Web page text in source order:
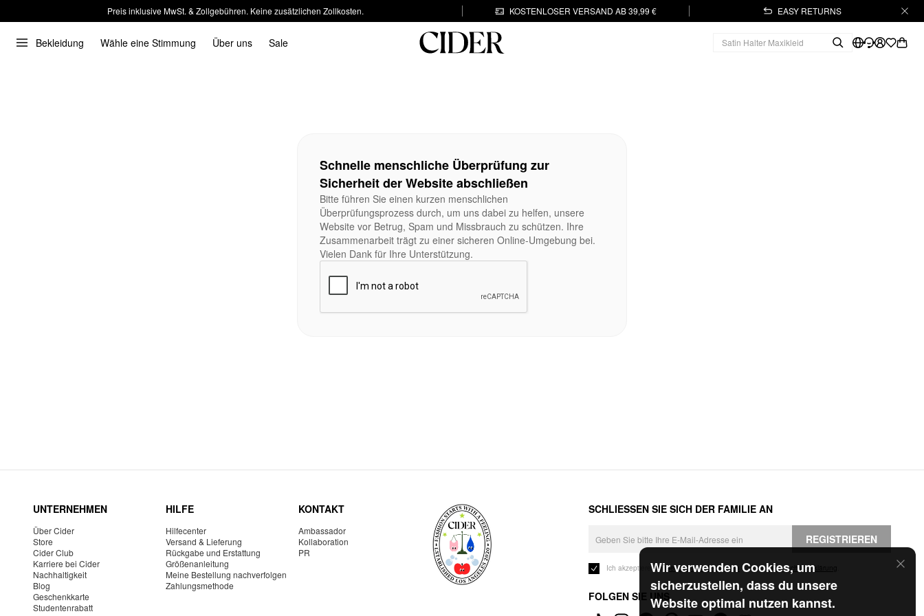
Preis inklusive MwSt. & Zollgebühren. Keine zusätzlichen Zollkosten. KOSTENLOSER VERSAND AB 39,99 € EASY RETURNS
Bekleidung Wähle eine Stimmung Über uns Sale
Wir verwenden Cookies, um
sicherzustellen, dass du unsere
Website optimal nutzen kannst.
Schnelle menschliche Überprüfung zur
Sicherheit der Website abschließen
Bitte führen Sie einen kurzen menschlichen
Überprüfungsprozess durch, um uns dabei zu helfen, unsere
Website vor Betrug, Spam und Missbrauch zu schützen. Ihre
Zusammenarbeit trägt zu einer sicheren Online-Umgebung bei.
Vielen Dank für Ihre Unterstützung.
UNTERNEHMEN
Über Cider
Store
Cider Club
Karriere bei Cider
Nachhaltigkeit
Blog
Geschenkkarte
Studentenrabatt
HILFE
Hilfecenter
Versand & Lieferung
Rückgabe und Erstattung
Größenanleitung
Meine Bestellung nachverfolgen
Zahlungsmethode
KONTAKT
Ambassador
Kollaboration
PR
SCHLIESSEN SIE SICH DER FAMILIE AN
REGISTRIEREN
Ich akzeptiere dieGeschäftsbedingungen und die Datenschutzerklärung
FOLGEN SIE UNS